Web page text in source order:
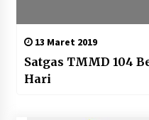
13 Maret 2019
Satgas TMMD 104
Hari